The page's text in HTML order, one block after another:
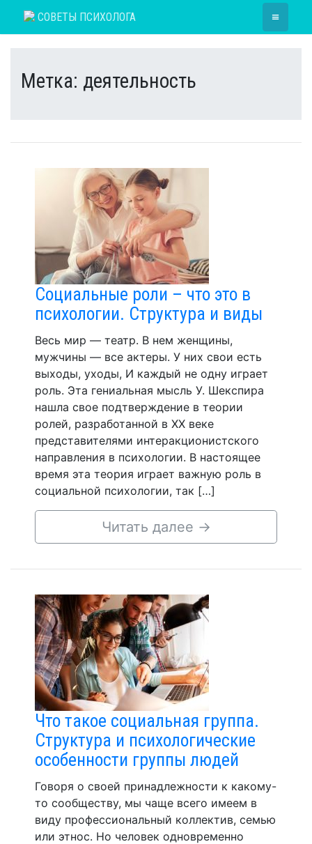
СОВЕТЫ ПСИХОЛОГА ≡
Метка: деятельность
Социальные роли – что это в
психологии. Структура и виды
Весь мир — театр. В нем женщины,
мужчины — все актеры. У них свои есть
выходы, уходы, И каждый не одну играет
роль. Эта гениальная мысль У. Шекспира
нашла свое подтверждение в теории
ролей, разработанной в XX веке
представителями интеракционистского
направления в психологии. В настоящее
время эта теория играет важную роль в
социальной психологии, так […]
Читать далее →
Что такое социальная группа.
Структура и психологические
особенности группы людей
Говоря о своей принадлежности к какому-
то сообществу, мы чаще всего имеем в
виду профессиональный коллектив, семью
или этнос. Но человек одновременно